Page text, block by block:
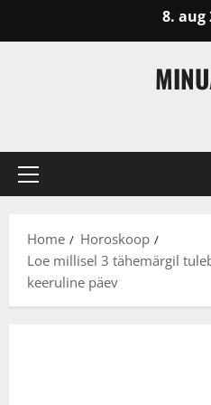
8. aug
Primary
Home
Horoskoop
Loe millisel 3 tähemärgil
keeruline päev